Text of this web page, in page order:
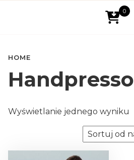
0
HOME
Handpresso
Wyświetlanie jednego wyniku